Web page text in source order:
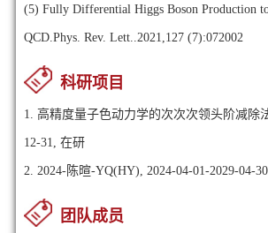
(5) Fully Differential Higgs Boson Production
QCD.Phys. Rev. Lett..2021,127 (7):072002
科研项目
1. 高精度量子色动力学的次次次领头阶减除
12-31, 在研
2. 2024-陈暄-YQ(HY), 2024-04-01-2029-04-
团队成员